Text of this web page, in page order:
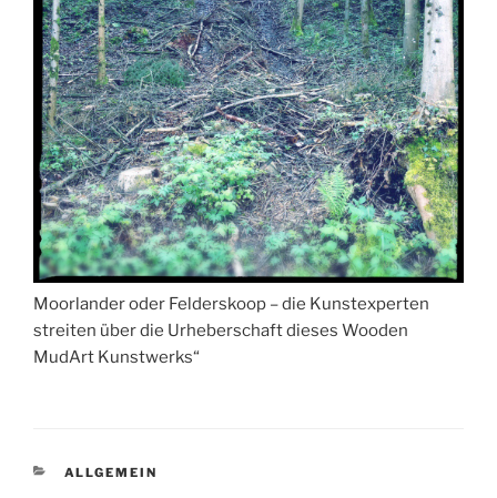
Moorlander oder Felderskoop – die Kunstexperten
streiten über die Urheberschaft dieses Wooden
MudArt Kunstwerks“
KATEGORIEN
ALLGEMEIN